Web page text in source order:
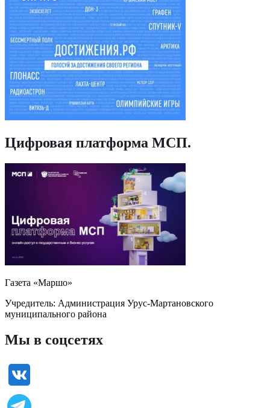
Цифровая платформа МСП.
Газета «Маршо»
Учредитель: Администрация Урус-Мартановского
муниципального района
Мы в соцсетях